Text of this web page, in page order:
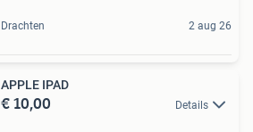
Drachten 2 aug 26
APPLE IPAD
€ 10,00 Details